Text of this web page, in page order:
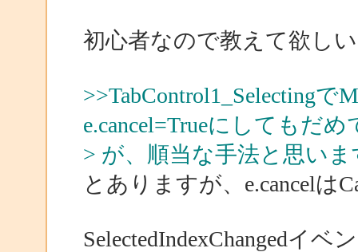
初心者なので教えて欲し
>>TabControl1_Selectingで
e.cancel=Trueにしてもだ
> が、順当な手法と思いま
とありますが、e.cancelは
SelectedIndexChangedイ